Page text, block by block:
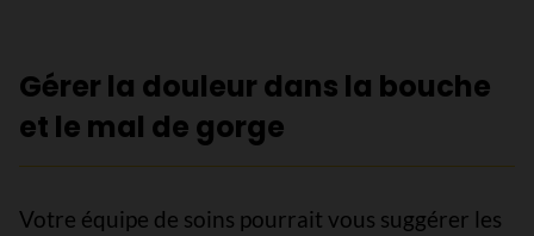
Gérer la douleur dans la bouche
et le mal de gorge
Votre équipe de soins pourrait vous suggérer les